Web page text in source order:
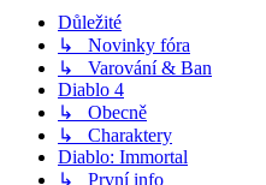
Důležité
↳ Novinky fóra
↳ Varování & Ban
Diablo 4
↳ Obecně
↳ Charaktery
Diablo: Immortal
↳ První info